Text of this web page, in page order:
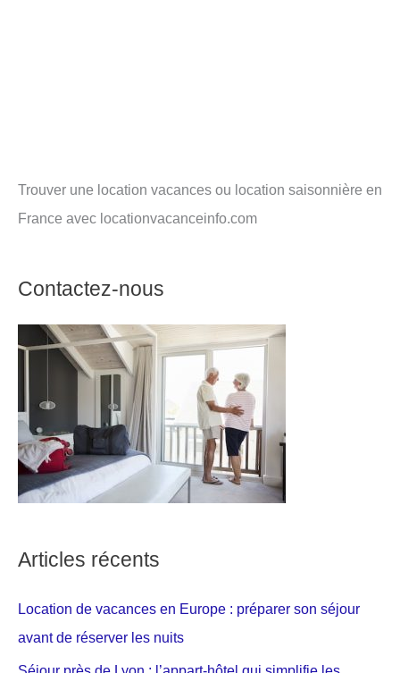
Trouver une location vacances ou location saisonnière en
France avec locationvacanceinfo.com
Contactez-nous
Articles récents
Location de vacances en Europe : préparer son séjour
avant de réserver les nuits